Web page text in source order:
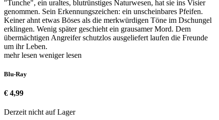
"Tunche", ein uraltes, blutrünstiges Naturwesen, hat sie ins Visier
genommen. Sein Erkennungszeichen: ein unscheinbares Pfeifen.
Keiner ahnt etwas Böses als die merkwürdigen Töne im Dschungel
erklingen. Wenig später geschieht ein grausamer Mord. Dem
übermächtigen Angreifer schutzlos ausgeliefert laufen die Freunde
um ihr Leben.
mehr lesen weniger lesen
Blu-Ray
€ 4,99
Derzeit nicht auf Lager